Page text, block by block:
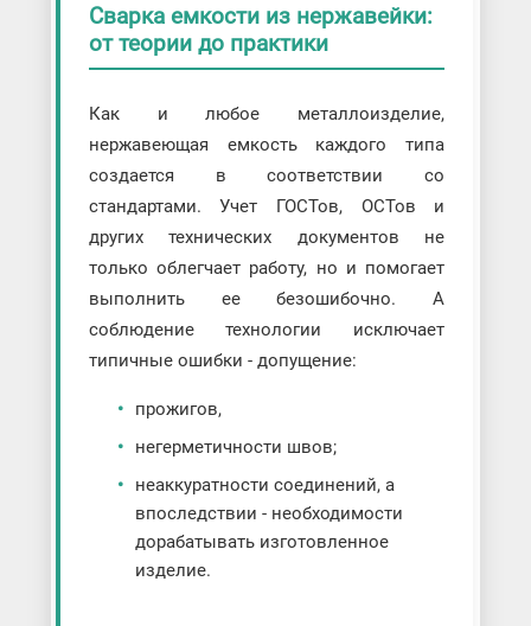
Сварка емкости из нержавейки:
от теории до практики
Как и любое металлоизделие,
нержавеющая емкость каждого типа
создается в соответствии со
стандартами. Учет ГОСТов, ОСТов и
других технических документов не
только облегчает работу, но и помогает
выполнить ее безошибочно. А
соблюдение технологии исключает
типичные ошибки - допущение:
прожигов,
негерметичности швов;
неаккуратности соединений, а
впоследствии - необходимости
дорабатывать изготовленное
изделие.